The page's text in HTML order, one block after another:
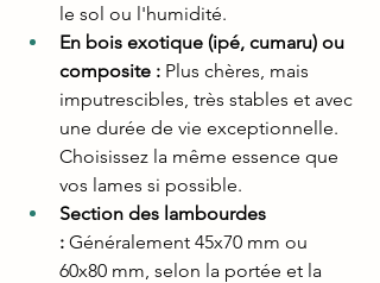
le sol ou l'humidité.
En bois exotique (ipé, cumaru) ou
composite : Plus chères, mais
imputrescibles, très stables et avec
une durée de vie exceptionnelle.
Choisissez la même essence que
vos lames si possible.
Section des lambourdes
: Généralement 45x70 mm ou
60x80 mm, selon la portée et la